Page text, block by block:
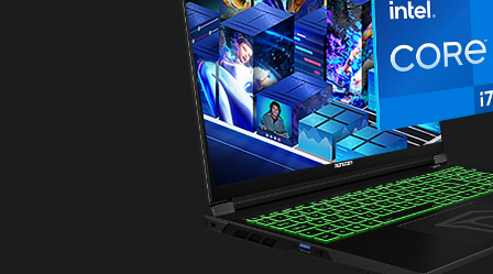
LAPTOPLAR
LAPTOPLAR
RTX 5080'Lİ
LAPTOPLAR
RTX 5090'LI
LAPTOPLAR